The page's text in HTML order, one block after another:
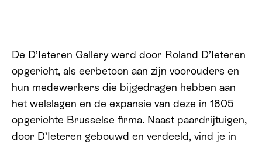
De D’Ieteren Gallery werd door Roland D’Ieteren
opgericht, als eerbetoon aan zijn voorouders en
hun medewerkers die bijgedragen hebben aan
het welslagen en de expansie van deze in 1805
opgerichte Brusselse firma. Naast paardrijtuigen,
door D’Ieteren gebouwd en verdeeld, vind je in